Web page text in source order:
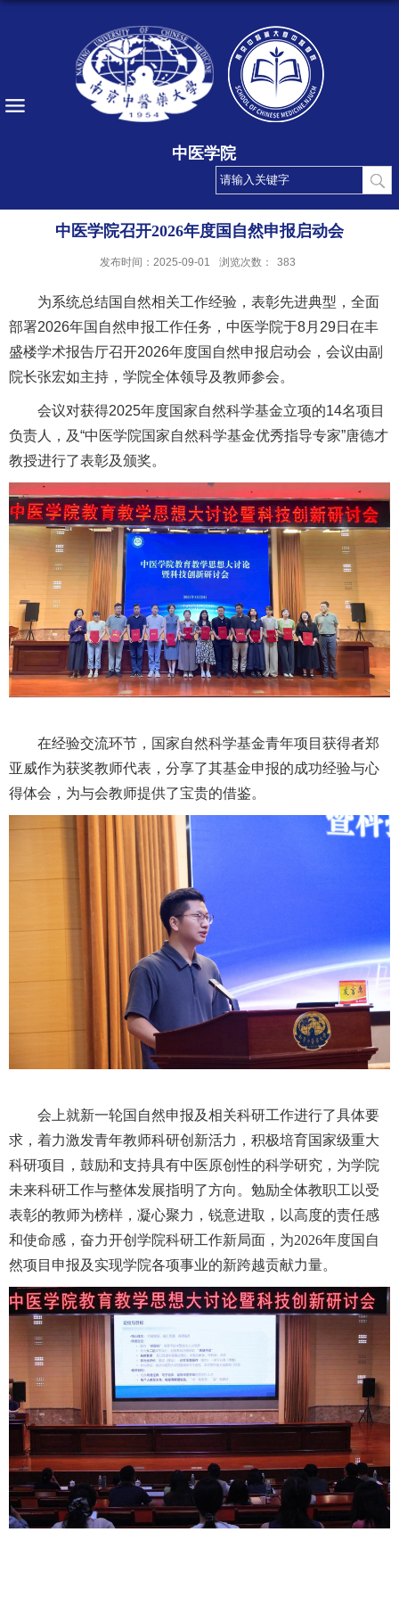
中医学院
中医学院召开2026年度国自然申报启动会
发布时间：2025-09-01 浏览次数： 383
为系统总结国自然相关工作经验，表彰先进典型，全面
部署2026年国自然申报工作任务，中医学院于8月29日在丰
盛楼学术报告厅召开2026年度国自然申报启动会 ， 会议由副
院长张宏如主持 ， 学院全体领导及教师参会。
会议对获得2025年度国家自然科学基金立项的14名项目
负责人
， 及“中医学院国家自然科学基金优秀指导专家”唐德才
教授进行了表彰及颁奖。
在经验交流环节，国家自然科学基金青年项目获得者郑
亚威作为获奖教师代表，分享了其基金申报的成功经验与心
得体会，为与会教师提供了宝贵的借鉴。
会上就新一轮国自然申报及相关科研工作进行了具体要
求 ，着力激发青年教师科研创新活力，积极培育国家级重大
科研项目，鼓励和支持具有中医原创性的科学研究 ， 为学院
未来科研工作与整体发展指明了方向。勉励全体教职工以受
表彰的教师为榜样，凝心聚力，锐意进取，以高度的责任感
和使命感，奋力开创学院科研工作新局面，为2026年度国自
然项目申报及实现学院各项事业的新跨越贡献力量。